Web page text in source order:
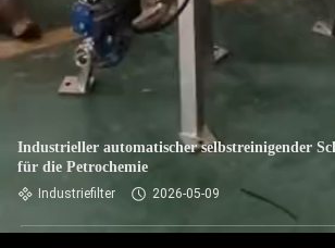
NACHRICHTEN
SIE EIN
ZITAT
Industrieller automatischer selbstreinigender
für die Petrochemie
Industriefilter 2026-05-09